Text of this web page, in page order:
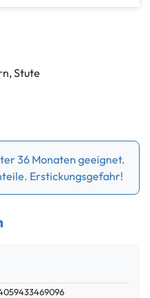
Stute
36 Monaten geeignet.
Erstickungsgefahr!